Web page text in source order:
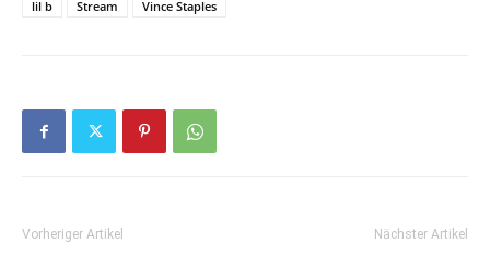
lil b
Stream Vince Staples
Vorheriger Artikel Nächster Artikel